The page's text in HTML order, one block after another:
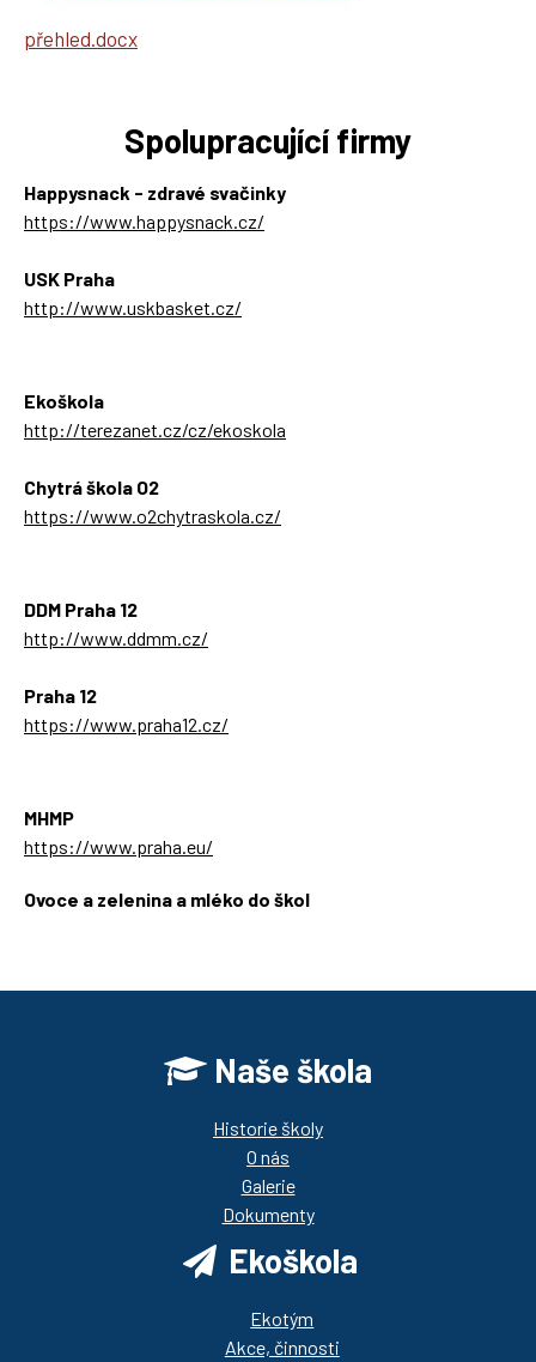
přehled.docx
Spolupracující firmy
Happysnack - zdravé svačinky
https://www.happysnack.cz/
USK Praha
http://www.uskbasket.cz/
Ekoškola
http://terezanet.cz/cz/ekoskola
Chytrá škola O2
https://www.o2chytraskola.cz/
DDM Praha 12
http://www.ddmm.cz/
Praha 12
https://www.praha12.cz/
MHMP
https://www.praha.eu/
Ovoce a zelenina a mléko do škol
Naše škola
Historie školy
O nás
Galerie
Dokumenty
Ekoškola
Ekotým
Akce, činnosti